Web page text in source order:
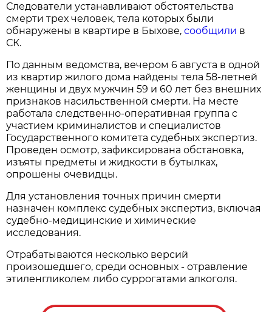
Следователи устанавливают обстоятельства
смерти трех человек, тела которых были
обнаружены в квартире в Быхове,сообщили в
СК.
По данным ведомства, вечером 6 августа в одной
из квартир жилого дома найдены тела 58-летней
женщины и двух мужчин 59 и 60 лет без внешних
признаков насильственной смерти. На месте
работала следственно-оперативная группа с
участием криминалистов и специалистов
Государственного комитета судебных экспертиз.
Проведен осмотр, зафиксирована обстановка,
изъяты предметы и жидкости в бутылках,
опрошены очевидцы.
Для установления точных причин смерти
назначен комплекс судебных экспертиз, включая
судебно-медицинские и химические
исследования.
Отрабатываются несколько версий
произошедшего, среди основных - отравление
этиленгликолем либо суррогатами алкоголя.